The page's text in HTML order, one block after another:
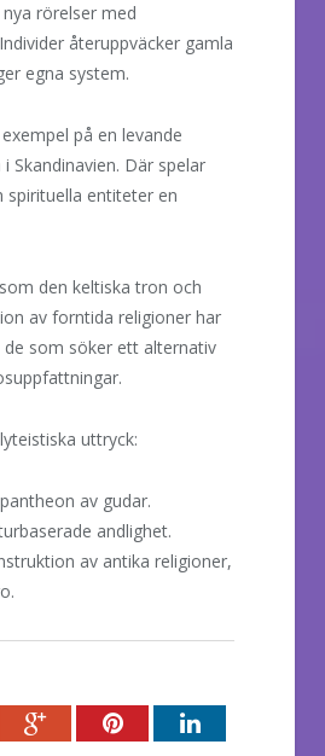
rörelser med
återuppväcker gamla
egna system.
på en levande
Skandinavien. Där spelar
entiteter en
den keltiska tron och
av forntida religioner har
som söker ett alternativ
uttryck:
av gudar.
andlighet.
av antika religioner,
Google+PinterestLinkedIn